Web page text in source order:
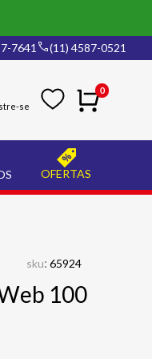
7641 (11) 4587-0521
0
OFERTAS
sku: 65924
100